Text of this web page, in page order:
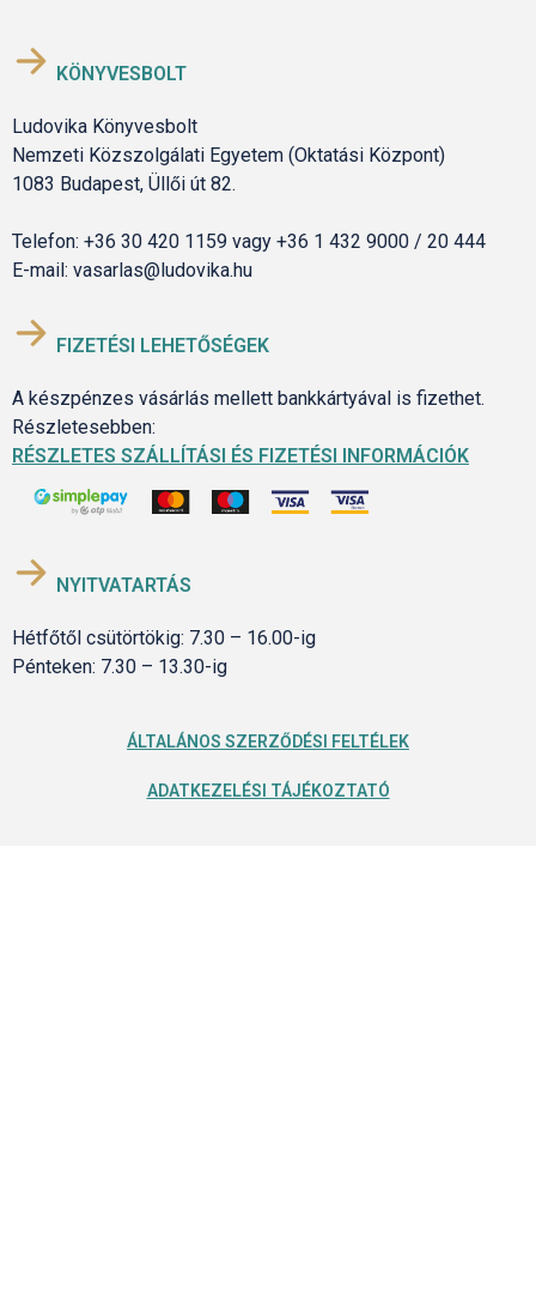
KÖNYVESBOLT
Ludovika Könyvesbolt
Nemzeti Közszolgálati Egyetem (Oktatási Központ)
1083 Budapest, Üllői út 82.
Telefon: +36 30 420 1159 vagy +36 1 432 9000 / 20 444
E-mail: vasarlas@ludovika.hu
FIZETÉSI LEHETŐSÉGEK
A készpénzes vásárlás mellett bankkártyával is fizethet.
Részletesebben:
RÉSZLETES SZÁLLÍTÁSI ÉS FIZETÉSI INFORMÁCIÓK
NYITVATARTÁS
Hétfőtől csütörtökig: 7.30 – 16.00-ig
Pénteken: 7.30 – 13.30-ig
ÁLTALÁNOS SZERZŐDÉSI FELTÉLEK
ADATKEZELÉSI TÁJÉKOZTATÓ